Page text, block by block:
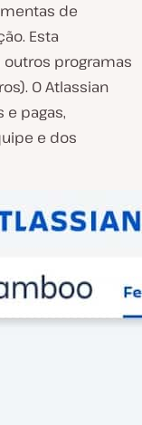
de
Esta
programas
O Atlassian
pagas,
e dos